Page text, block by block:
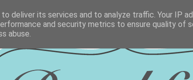
deliver its services and to analyze traffic. Your IP
and security metrics to ensure quality of
abuse.